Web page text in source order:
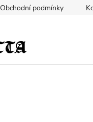
Obchodní podmínky